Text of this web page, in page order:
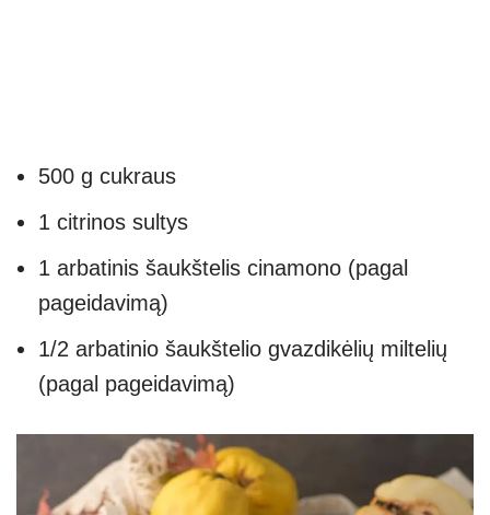
500 g cukraus
1 citrinos sultys
1 arbatinis šaukštelis cinamono (pagal
pageidavimą)
1/2 arbatinio šaukštelio gvazdikėlių miltelių
(pagal pageidavimą)